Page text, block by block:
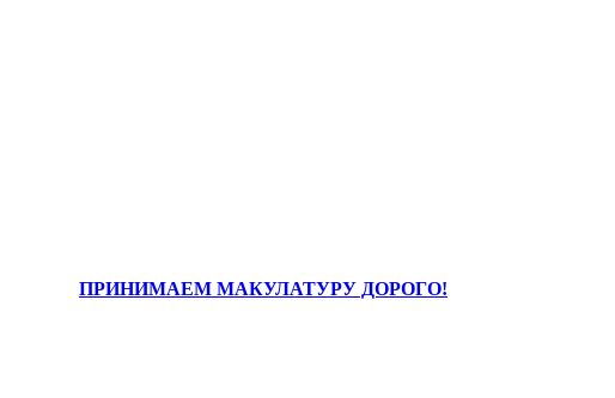
ПРИНИМАЕМ МАКУЛАТУРУ ДОРОГО!